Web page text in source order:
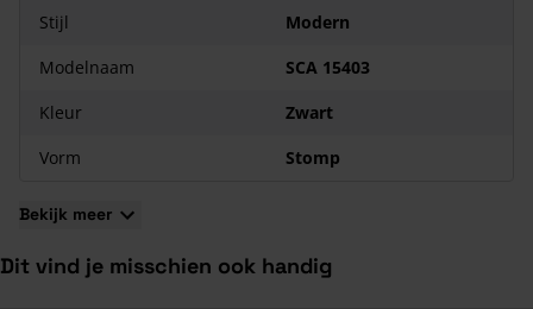
Met 10 jaar garantie.
Stijl
Modern
Modelnaam
SCA 15403
Kleur
Zwart
Vorm
Stomp
Bekijk meer
Dit vind je misschien ook handig